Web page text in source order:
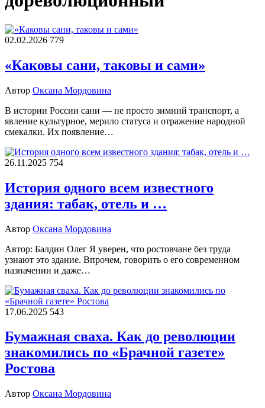
02.02.2026 779
«Каковы сани, таковы и сами»
Автор Оксана Мордовина
В истории России сани — не просто зимний транспорт, а
явление культурное, мерило статуса и отражение народной
смекалки. Их появление…
26.11.2025 754
История одного всем известного
здания: табак, отель и …
Автор Оксана Мордовина
Автор: Балдин Олег Я уверен, что ростовчане без труда
узнают это здание. Впрочем, говорить о его современном
назначении и даже…
17.06.2025 543
Бумажная сваха. Как до революции
знакомились по «Брачной газете»
Ростова
Автор Оксана Мордовина